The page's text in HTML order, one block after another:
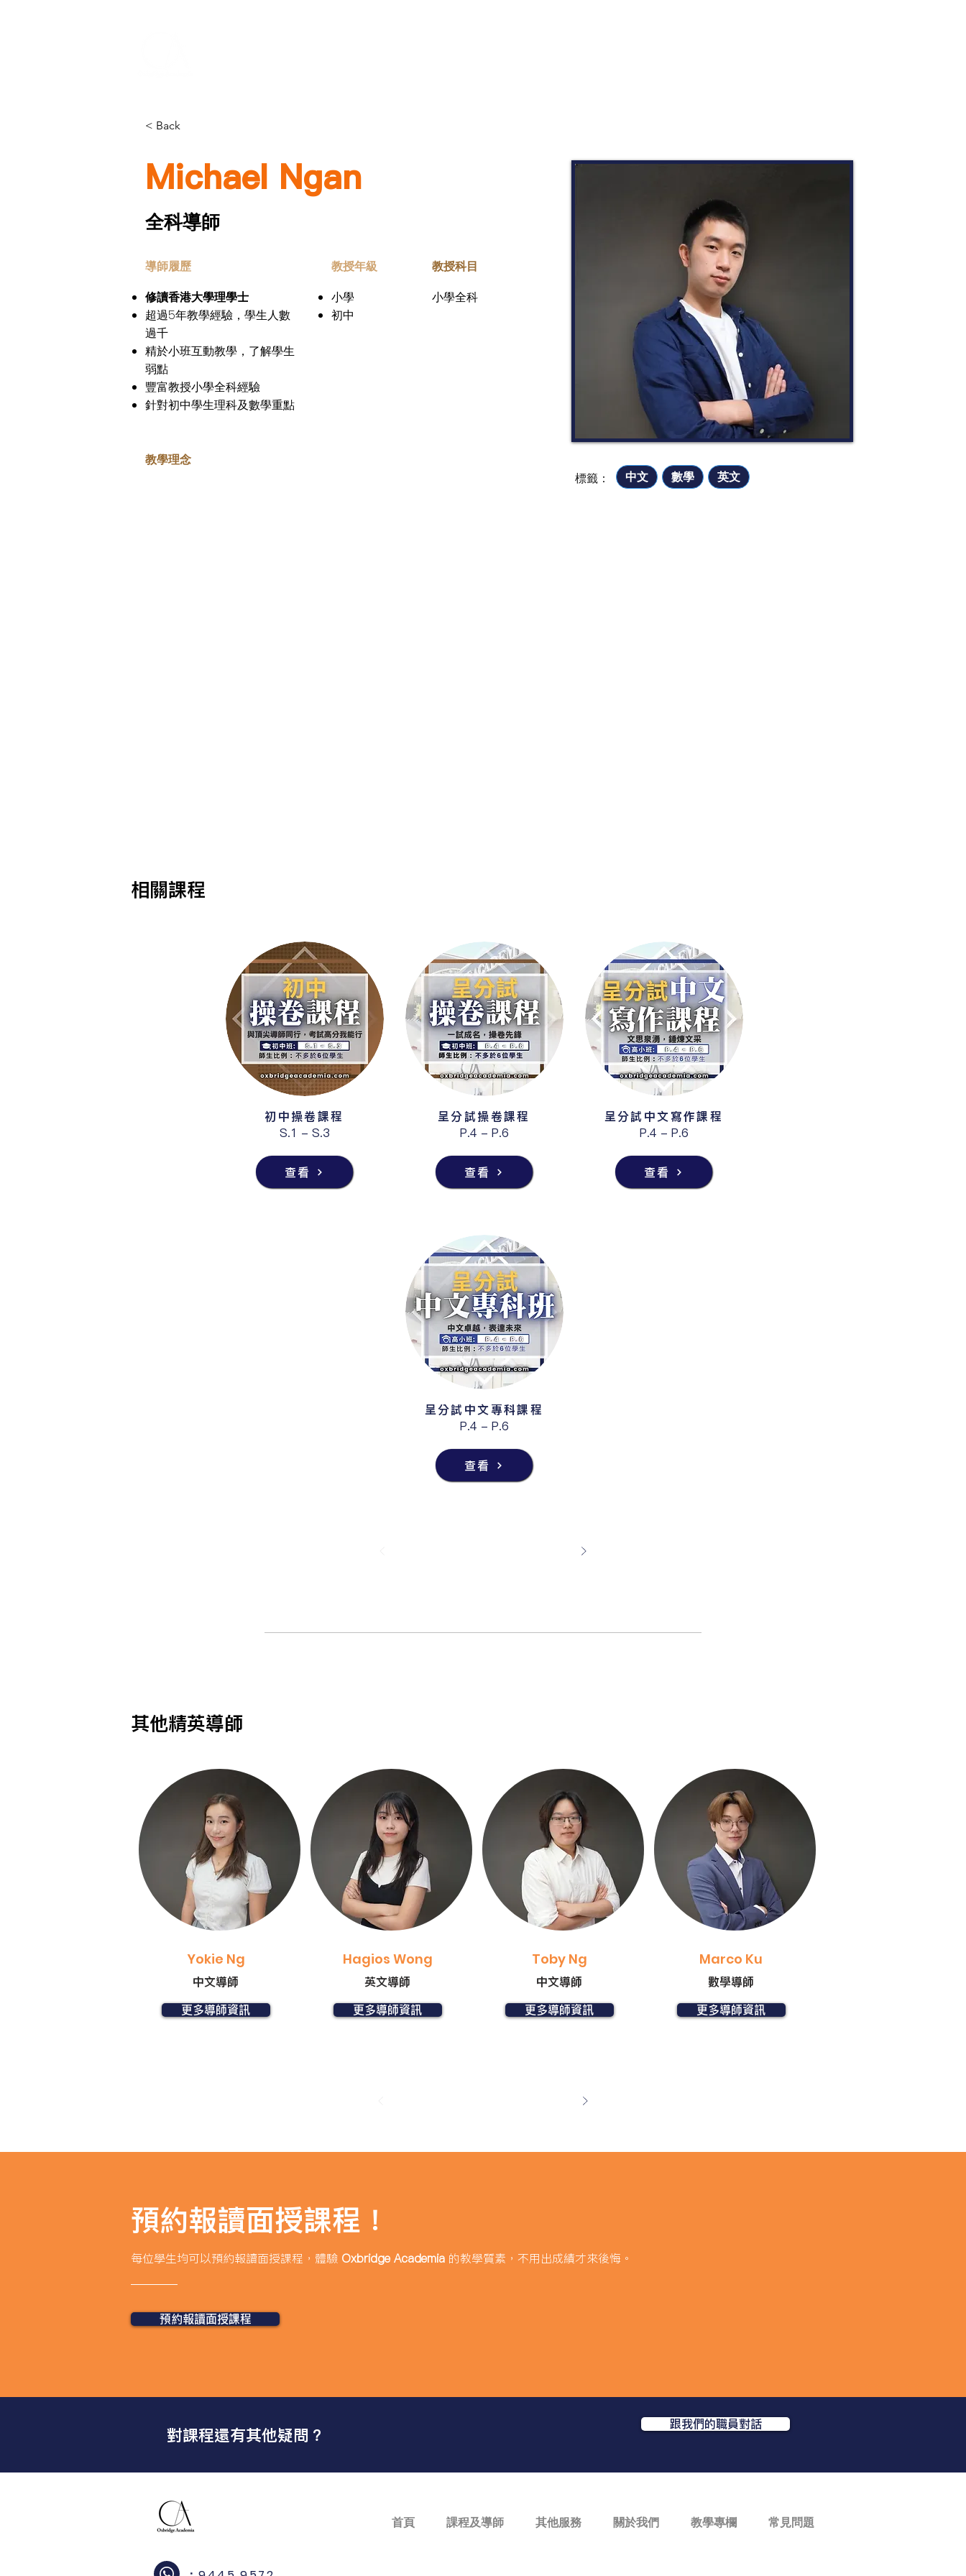
< Back
Michael Ngan
全科導師
​導師履歷
修讀香港大學理學士
超過5年教學經驗，學生人數
過千
精於小班互動教學，了解學生
弱點
豐富教授小學全科經驗
針對初中學生理科及數學重點
​教授年級
小學
初中
教授科目
小學全科
教學理念
​標籤 ： 中文 數學 英文
​相關課程
初中操卷課程
S.1 - S.3
查看
呈分試操卷課程
P.4 - P.6
查看
呈分試中文寫作課程
P.4 - P.6
查看
呈分試中文專科課程
P.4 - P.6
查看
其他精英導師
Yokie Ng
中文導師
更多導師資訊
Hagios Wong
英文導師
更多導師資訊
Toby Ng
中文導師
更多導師資訊
Marco Ku
數學導師
更多導師資訊
預約報讀面授課程 ！
每位學生均可以預約報讀面授課程，體驗 Oxbridge Academia 的教學質素，不用出成績才來後悔。
預約報讀面授課程
對課程還有其他疑問？
跟我們的職員對話
首頁 課程及導師 其他服務 關於我們 教學專欄 常見問題